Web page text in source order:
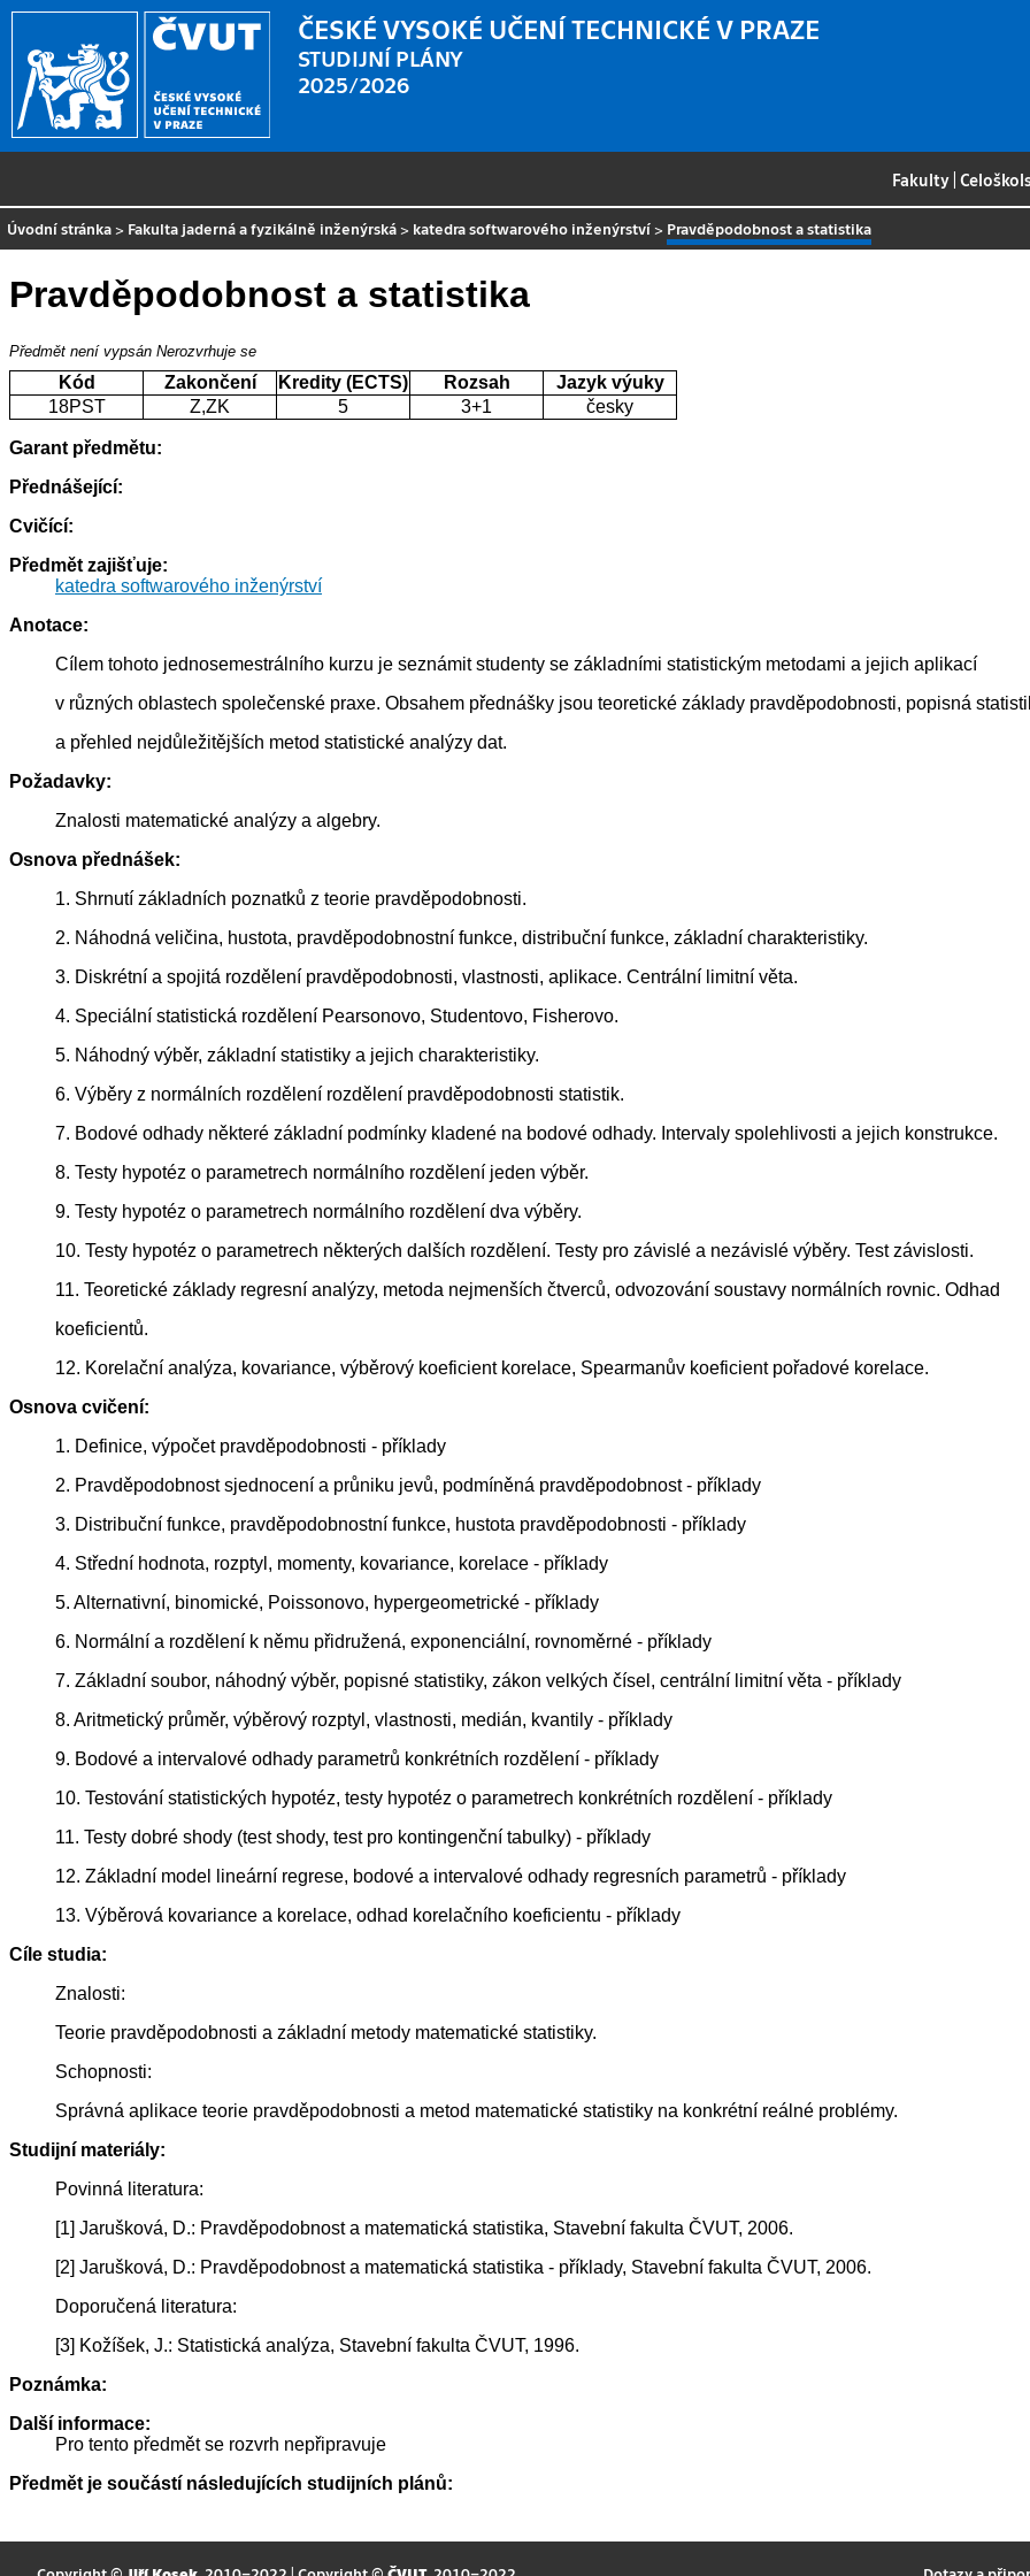
ČESKÉ VYSOKÉ UČENÍ TECHNICKÉ V PRAZE
STUDIJNÍ PLÁNY
2025/2026
Fakulty |
Úvodní stránka > Fakulta jaderná a fyzikálně inženýrská > katedra softwarového inženýrství > Pravděpodobnost a statistika
Pravděpodobnost a statistika
Předmět není vypsán Nerozvrhuje se
Kód Zakončení Kredity (ECTS) Rozsah
Jazyk výuky
18PST
Z,ZK 5 3+1 česky
Garant předmětu:
Přednášející:
Cvičící:
Předmět zajišťuje:
katedra softwarového inženýrství
Anotace:
Cílem tohoto jednosemestrálního kurzu je seznámit studenty se základními statistickým metodami a jejich aplikací
v různých oblastech společenské praxe. Obsahem přednášky jsou teoretické základy pravděpodobnosti, popisná
a přehled nejdůležitějších metod statistické analýzy dat.
Požadavky:
Znalosti matematické analýzy a algebry.
Osnova přednášek:
1. Shrnutí základních poznatků z teorie pravděpodobnosti.
2. Náhodná veličina, hustota, pravděpodobnostní funkce, distribuční funkce, základní charakteristiky.
3. Diskrétní a spojitá rozdělení pravděpodobnosti, vlastnosti, aplikace. Centrální limitní věta.
4. Speciální statistická rozdělení Pearsonovo, Studentovo, Fisherovo.
5. Náhodný výběr, základní statistiky a jejich charakteristiky.
6. Výběry z normálních rozdělení rozdělení pravděpodobnosti statistik.
7. Bodové odhady některé základní podmínky kladené na bodové odhady. Intervaly spolehlivosti a jejich konstrukce.
8. Testy hypotéz o parametrech normálního rozdělení jeden výběr.
9. Testy hypotéz o parametrech normálního rozdělení dva výběry.
10. Testy hypotéz o parametrech některých dalších rozdělení. Testy pro závislé a nezávislé výběry. Test závislosti.
11. Teoretické základy regresní analýzy, metoda nejmenších čtverců, odvozování soustavy normálních rovnic. Odhad
koeficientů.
12. Korelační analýza, kovariance, výběrový koeficient korelace, Spearmanův koeficient pořadové korelace.
Osnova cvičení:
1. Definice, výpočet pravděpodobnosti - příklady
2. Pravděpodobnost sjednocení a průniku jevů, podmíněná pravděpodobnost - příklady
3. Distribuční funkce, pravděpodobnostní funkce, hustota pravděpodobnosti - příklady
4. Střední hodnota, rozptyl, momenty, kovariance, korelace - příklady
5. Alternativní, binomické, Poissonovo, hypergeometrické - příklady
6. Normální a rozdělení k němu přidružená, exponenciální, rovnoměrné - příklady
7. Základní soubor, náhodný výběr, popisné statistiky, zákon velkých čísel, centrální limitní věta - příklady
8. Aritmetický průměr, výběrový rozptyl, vlastnosti, medián, kvantily - příklady
9. Bodové a intervalové odhady parametrů konkrétních rozdělení - příklady
10. Testování statistických hypotéz, testy hypotéz o parametrech konkrétních rozdělení - příklady
11. Testy dobré shody (test shody, test pro kontingenční tabulky) - příklady
12. Základní model lineární regrese, bodové a intervalové odhady regresních parametrů - příklady
13. Výběrová kovariance a korelace, odhad korelačního koeficientu - příklady
Cíle studia:
Znalosti:
Teorie pravděpodobnosti a základní metody matematické statistiky.
Schopnosti:
Správná aplikace teorie pravděpodobnosti a metod matematické statistiky na konkrétní reálné problémy.
Studijní materiály:
Povinná literatura:
[1] Jarušková, D.: Pravděpodobnost a matematická statistika, Stavební fakulta ČVUT, 2006.
[2] Jarušková, D.: Pravděpodobnost a matematická statistika - příklady, Stavební fakulta ČVUT, 2006.
Doporučená literatura:
[3] Kožíšek, J.: Statistická analýza, Stavební fakulta ČVUT, 1996.
Poznámka:
Další informace:
Pro tento předmět se rozvrh nepřipravuje
Předmět je součástí následujících studijních plánů: